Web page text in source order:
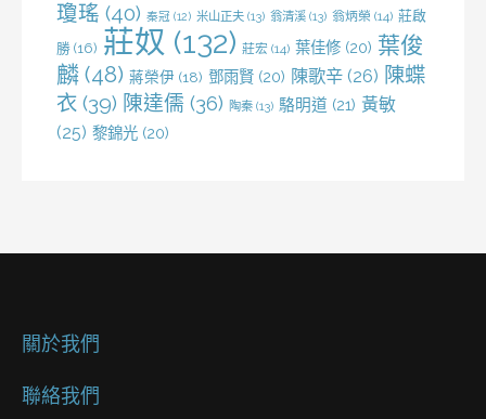
瓊瑤 (40) 秦冠 (12) 米山正夫 (13) 翁清溪 (13) 翁炳榮 (14) 莊啟
勝 (16) 莊奴 (132) 莊宏 (14) 葉佳修 (20) 葉俊
麟 (48) 蔣榮伊 (18) 鄧雨賢 (20) 陳歌辛 (26) 陳蝶
衣 (39) 陳達儒 (36) 陶秦 (13) 駱明道 (21) 黃敏
(25) 黎錦光 (20)
關於我們
聯絡我們